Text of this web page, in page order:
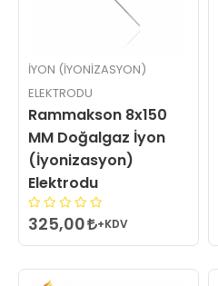
İYON (İYONIZASYON)
ELEKTRODU
Rammakson 8x150
MM Doğalgaz İyon
(İyonizasyon)
Elektrodu
325,00 +KDV